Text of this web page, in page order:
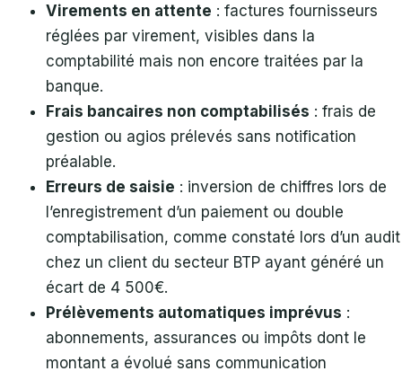
Virements en attente : factures fournisseurs
réglées par virement, visibles dans la
comptabilité mais non encore traitées par la
banque.
Frais bancaires non comptabilisés : frais de
gestion ou agios prélevés sans notification
préalable.
Erreurs de saisie : inversion de chiffres lors de
l’enregistrement d’un paiement ou double
comptabilisation, comme constaté lors d’un audit
chez un client du secteur BTP ayant généré un
écart de 4 500€.
Prélèvements automatiques imprévus :
abonnements, assurances ou impôts dont le
montant a évolué sans communication